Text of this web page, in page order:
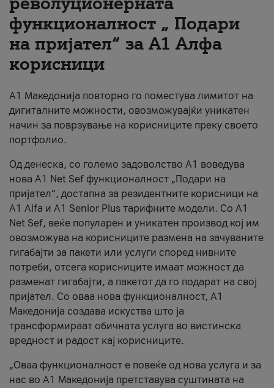
За нас
#ПодобарОнлајн
функционалност „ Подари
на пријател“ за А1 Алфа
корисници
А1 Македонија повторно го поместува лимитот на
дигиталните можности, овозможувајќи уникатен
начин за поврзување на корисниците преку своето
портфолио.
Од денеска, со големо задоволство А1 воведува
нова A1 Net Sef функционалност „Подари на
пријател“, достапна за резидентните корисници на
А1 Alfa и A1 Senior Plus тарифните модели. Со A1
Net Sef, веќе популарен и уникатен производ кој им
овозможува на корисниците размена на зачуваните
гигабајти за пакети или услуги според нивните
потреби, отсега корисниците имаат можност да
разменат гигабајти, а пакетот да го подарат на свој
пријател. Со оваа нова функционалност, А1
Македонија создава искуства што ја
трансформираат обичната услуга во вистинска
вредност и радост кај корисниците.
„Оваа функционалност е повеќе од нова услуга и за
нас во А1 Македонија претставува суштината на